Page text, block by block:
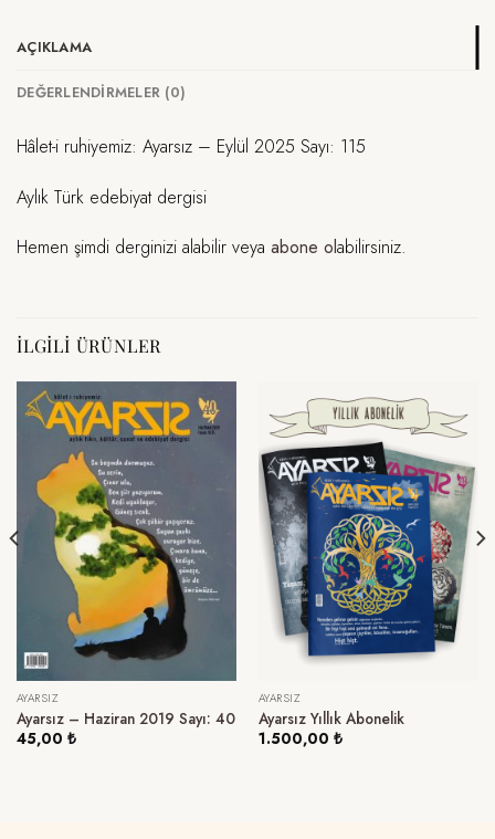
AÇIKLAMA
DEĞERLENDIRMELER (0)
Hâlet-i ruhiyemiz: Ayarsız – Eylül 2025 Sayı: 115
Aylık Türk edebiyat dergisi
Hemen şimdi derginizi alabilir veya abone olabilirsiniz.
İLGILI ÜRÜNLER
AYARSIZ
Ayarsız – Haziran 2019 Sayı: 40
45,00 ₺
AYARSIZ
Ayarsız Yıllık Abonelik
1.500,00 ₺